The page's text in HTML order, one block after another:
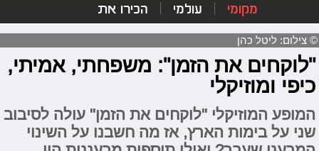
מקומי עולמי הכירו את
© צילום: ליטל כהן
"לוקחים את הזמן": משפחתי, אמיתי,
כיפי ומוזיקלי
המופע המוזיקלי "לוקחים את הזמן" עולה לסיבוב
שני על בימות הארץ, אז מה חשבנו על השינוי